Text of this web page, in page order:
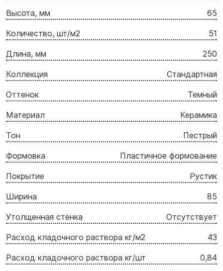
Высота, мм 65
Количество, шт/м2 51
Длина, мм 250
Коллекция Стандартная
Оттенок Темный
Материал Керамика
Тон Пестрый
Формовка Пластичное формование
Покрытие Рустик
Ширина 85
Утолщенная стенка Отсутствует
Расход кладочного раствора кг/м2 43
Расход кладочного раствора кг/шт 0,84